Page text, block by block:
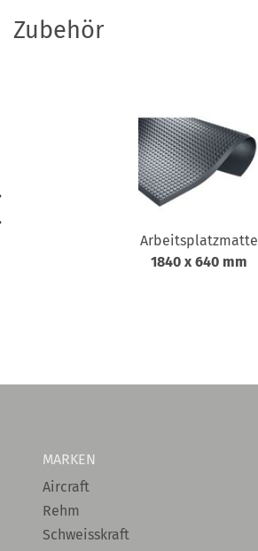
Zubehör
Arbeitsplatzmatte
1840 x 640 mm
MARKEN
Aircraft
Rehm
Schweisskraft